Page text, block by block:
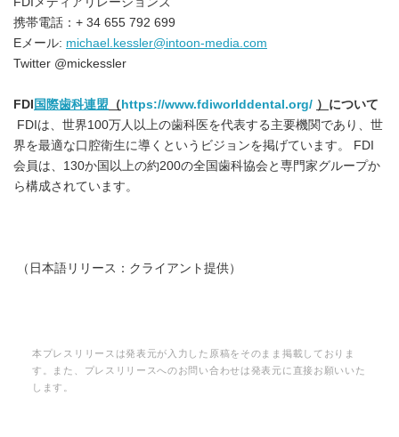
携帯電話：+ 34 655 792 699
Eメール: michael.kessler@intoon-media.com
Twitter @mickessler
FDI 国際歯科連盟 （ https://www.fdiworlddental.org/ ） について
FDIは、世界100万人以上の歯科医を代表する主要機関であり、世
界を最適な口腔衛生に導くというビジョンを掲げています。 FDI
会員は、130か国以上の約200の全国歯科協会と専門家グループか
ら構成されています。
（日本語リリース：クライアント提供）
本プレスリリースは発表元が入力した原稿をそのまま掲載しておりま
す。また、プレスリリースへのお問い合わせは発表元に直接お願いいた
します。